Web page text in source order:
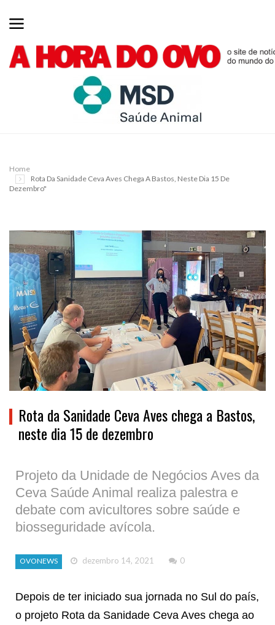
Home
Rota Da Sanidade Ceva Aves Chega A Bastos, Neste Dia 15 De
Dezembro"
Rota da Sanidade Ceva Aves chega a Bastos,
neste dia 15 de dezembro
Projeto da Unidade de Negócios Aves da
Ceva Saúde Animal realiza palestra e
debate com avicultores sobre saúde e
biosseguridade avícola.
OVONEWS dezembro 14, 2021 0
Depois de ter iniciado sua jornada no Sul do país,
o projeto Rota da Sanidade Ceva Aves chega ao